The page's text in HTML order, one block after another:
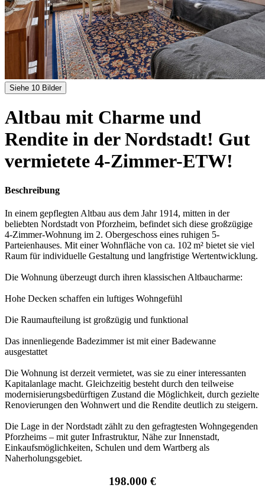
Siehe 10 Bilder
Altbau mit Charme und
Rendite in der Nordstadt! Gut
vermietete 4-Zimmer-ETW!
Beschreibung
In einem gepflegten Altbau aus dem Jahr 1914, mitten in der
beliebten Nordstadt von Pforzheim, befindet sich diese großzügige
4-Zimmer-Wohnung im 2. Obergeschoss eines ruhigen 5-
Parteienhauses. Mit einer Wohnfläche von ca. 102 m² bietet sie viel
Raum für individuelle Gestaltung und langfristige Wertentwicklung.
Die Wohnung überzeugt durch ihren klassischen Altbaucharme:
Hohe Decken schaffen ein luftiges Wohngefühl
Die Raumaufteilung ist großzügig und funktional
Das innenliegende Badezimmer ist mit einer Badewanne
ausgestattet
Die Wohnung ist derzeit vermietet, was sie zu einer interessanten
Kapitalanlage macht. Gleichzeitig besteht durch den teilweise
modernisierungsbedürftigen Zustand die Möglichkeit, durch gezielte
Renovierungen den Wohnwert und die Rendite deutlich zu steigern.
Die Lage in der Nordstadt zählt zu den gefragtesten Wohngegenden
Pforzheims – mit guter Infrastruktur, Nähe zur Innenstadt,
Einkaufsmöglichkeiten, Schulen und dem Wartberg als
Naherholungsgebiet.
198.000 €